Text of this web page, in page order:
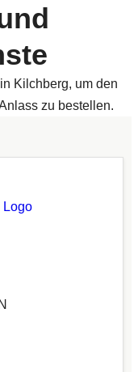
Kilchberg, um den
zu bestellen.